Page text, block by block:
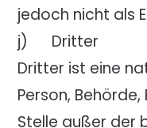
jedoch nicht als
j) Dritter
Dritter ist eine
Person,
Stelle außer der